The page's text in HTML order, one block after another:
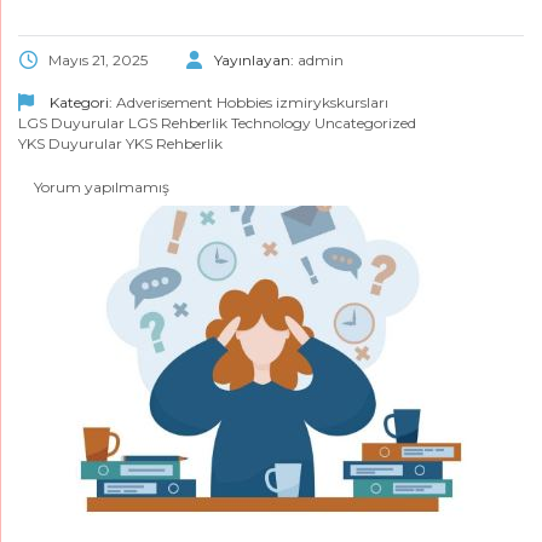
Mayıs 21, 2025 Yayınlayan: admin
Kategori: Adverisement Hobbies izmirykskursları
LGS Duyurular LGS Rehberlik Technology Uncategorized
YKS Duyurular YKS Rehberlik
Yorum yapılmamış